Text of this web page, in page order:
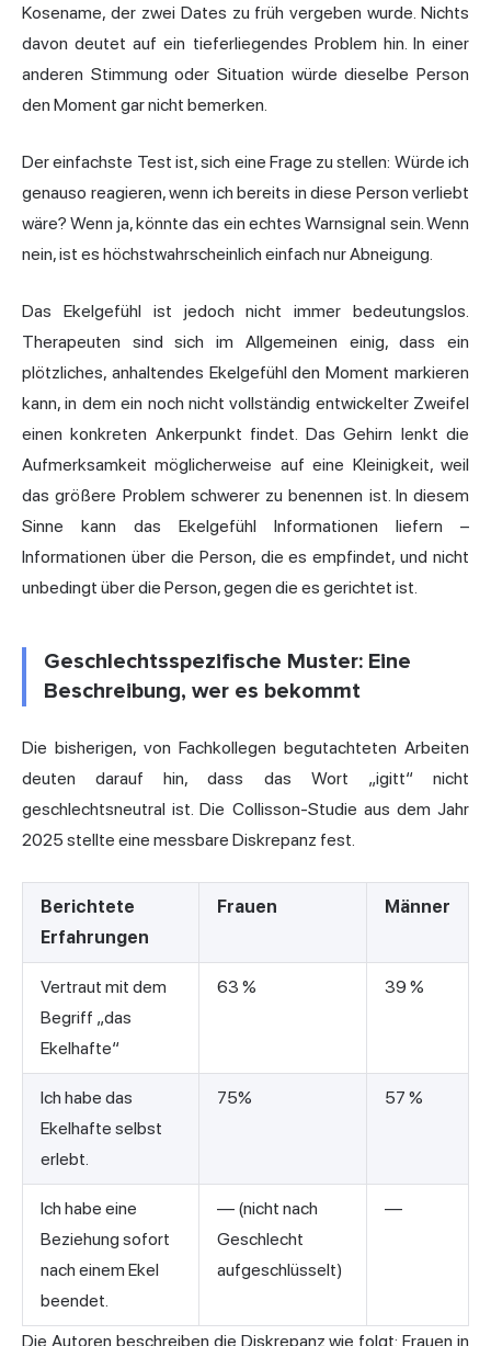
Kosename, der zwei Dates zu früh vergeben wurde. Nichts
davon deutet auf ein tieferliegendes Problem hin. In einer
anderen Stimmung oder Situation würde dieselbe Person
den Moment gar nicht bemerken.
Der einfachste Test ist, sich eine Frage zu stellen: Würde ich
genauso reagieren, wenn ich bereits in diese Person verliebt
wäre? Wenn ja, könnte das ein echtes Warnsignal sein. Wenn
nein, ist es höchstwahrscheinlich einfach nur Abneigung.
Das Ekelgefühl ist jedoch nicht immer bedeutungslos.
Therapeuten sind sich im Allgemeinen einig, dass ein
plötzliches, anhaltendes Ekelgefühl den Moment markieren
kann, in dem ein noch nicht vollständig entwickelter Zweifel
einen konkreten Ankerpunkt findet. Das Gehirn lenkt die
Aufmerksamkeit möglicherweise auf eine Kleinigkeit, weil
das größere Problem schwerer zu benennen ist. In diesem
Sinne kann das Ekelgefühl Informationen liefern –
Informationen über die Person, die es empfindet, und nicht
unbedingt über die Person, gegen die es gerichtet ist.
Geschlechtsspezifische Muster: Eine
Beschreibung, wer es bekommt
Die bisherigen, von Fachkollegen begutachteten Arbeiten
deuten darauf hin, dass das Wort „igitt“ nicht
geschlechtsneutral ist. Die Collisson-Studie aus dem Jahr
2025 stellte eine messbare Diskrepanz fest.
Berichtete
Erfahrungen
Frauen Männer
Vertraut mit dem
Begriff „das
Ekelhafte“
63 % 39 %
Ich habe das
Ekelhafte selbst
erlebt.
75% 57 %
Ich habe eine
Beziehung sofort
nach einem Ekel
beendet.
— (nicht nach
Geschlecht
aufgeschlüsselt)
—
Die Autoren beschreiben die Diskrepanz wie folgt: Frauen in